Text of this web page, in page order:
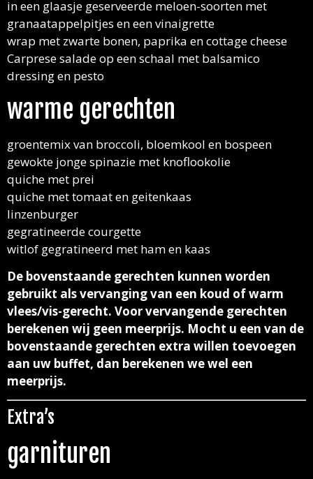
in een glaasje geserveerde meloen-soorten met
granaatappelpitjes en een vinaigrette
wrap met zwarte bonen, paprika en cottage cheese
Carprese salade op een schaal met balsamico
dressing en pesto
warme gerechten
groentemix van broccoli, bloemkool en bospeen
gewokte jonge spinazie met knoflookolie
quiche met prei
quiche met tomaat en geitenkaas
linzenburger
gegratineerde courgette
witlof gegratineerd met ham en kaas
De bovenstaande gerechten kunnen worden
gebruikt als vervanging van een koud of warm
vlees/vis-gerecht. Voor vervangende gerechten
berekenen wij geen meerprijs. Mocht u een van de
bovenstaande gerechten extra willen toevoegen
aan uw buffet, dan berekenen we wel een
meerprijs.
Extra’s
garnituren